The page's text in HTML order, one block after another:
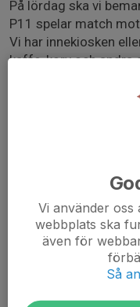
På lördag ska vi
P11 spelar match mot
Vi har innekiosken
kaffe, korv och andra
Matchen börjar
ta fram och börja
13.00 då sais D13 tar
Minst 2
nyheten från den 4
Vi använder
webbplats ska
även för
Så